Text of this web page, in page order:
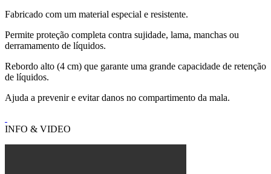
Fabricado com um material especial e resistente.
Permite proteção completa contra sujidade, lama, manchas ou
derramamento de líquidos.
Rebordo alto (4 cm) que garante uma grande capacidade de retenção
de líquidos.
Ajuda a prevenir e evitar danos no compartimento da mala.
INFO & VIDEO